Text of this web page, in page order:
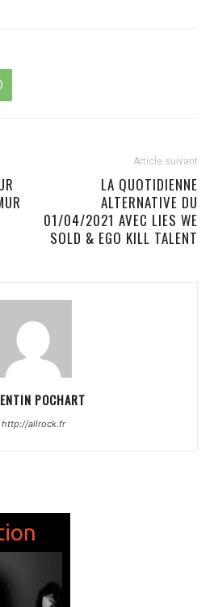
Article suivant
LA QUOTIDIENNE
ALTERNATIVE DU
01/04/2021 AVEC LIES WE
SOLD & EGO KILL TALENT
POCHART
http://allrock.fr